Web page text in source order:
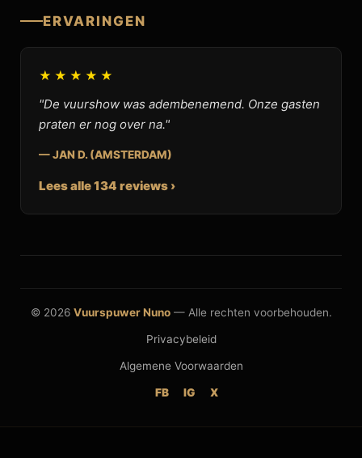
ERVARINGEN
★★★★★
"De vuurshow was adembenemend. Onze gasten
praten er nog over na."
— JAN D. (AMSTERDAM)
Lees alle 134 reviews ›
© 2026 Vuurspuwer Nuno— Alle rechten voorbehouden.
Privacybeleid
Algemene Voorwaarden
FB IG X